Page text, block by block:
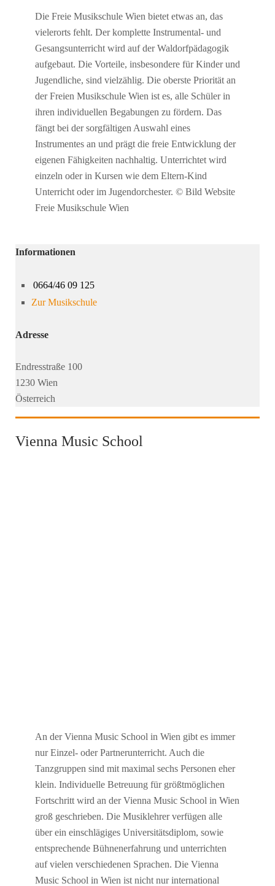
Die Freie Musikschule Wien bietet etwas an, das
vielerorts fehlt. Der komplette Instrumental- und
Gesangsunterricht wird auf der Waldorfpädagogik
aufgebaut. Die Vorteile, insbesondere für Kinder und
Jugendliche, sind vielzählig. Die oberste Priorität an
der Freien Musikschule Wien ist es, alle Schüler in
ihren individuellen Begabungen zu fördern. Das
fängt bei der sorgfältigen Auswahl eines
Instrumentes an und prägt die freie Entwicklung der
eigenen Fähigkeiten nachhaltig. Unterrichtet wird
einzeln oder in Kursen wie dem Eltern-Kind
Unterricht oder im Jugendorchester. © Bild Website
Freie Musikschule Wien
Informationen
0664/46 09 125
Zur Musikschule
Adresse
Endresstraße 100
1230 Wien
Österreich
Vienna Music School
An der Vienna Music School in Wien gibt es immer
nur Einzel- oder Partnerunterricht. Auch die
Tanzgruppen sind mit maximal sechs Personen eher
klein. Individuelle Betreuung für größtmöglichen
Fortschritt wird an der Vienna Music School in Wien
groß geschrieben. Die Musiklehrer verfügen alle
über ein einschlägiges Universitätsdiplom, sowie
entsprechende Bühnenerfahrung und unterrichten
auf vielen verschiedenen Sprachen. Die Vienna
Music School in Wien ist nicht nur international